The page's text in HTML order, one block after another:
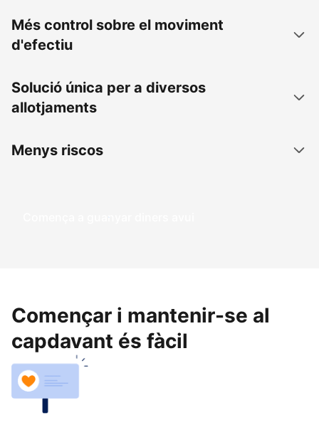
Més control sobre el moviment
d'efectiu
Solució única per a diversos
allotjaments
Menys riscos
Comença a guanyar diners avui
Començar i mantenir-se al
capdavant és fàcil